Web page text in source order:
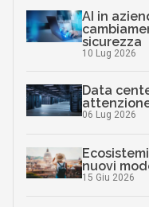
AI in
sicurezza
10 Lug 2026
Data
06 Lug 2026
nuovi
15 Giu 2026